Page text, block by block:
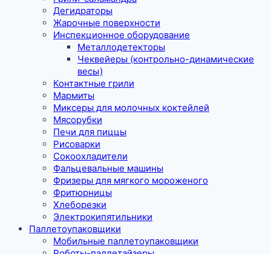
Дегидраторы
Жарочные поверхности
Инспекционное оборудование
Металлодетекторы
Чеквейеры (контрольно-динамические
весы)
Контактные грили
Мармиты
Миксеры для молочных коктейлей
Мясорубки
Печи для пиццы
Рисоварки
Сокоохладители
Фальцевальные машины
Фризеры для мягкого мороженого
Фритюрницы
Хлеборезки
Электрокипятильники
Паллетоупаковщики
Мобильные паллетоупаковщики